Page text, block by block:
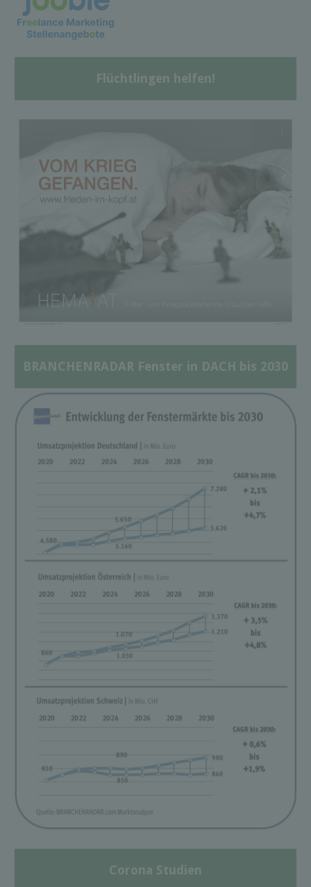
Flüchtlingen helfen!
BRANCHENRADAR Fenster in DACH bis 2030
Corona Studien